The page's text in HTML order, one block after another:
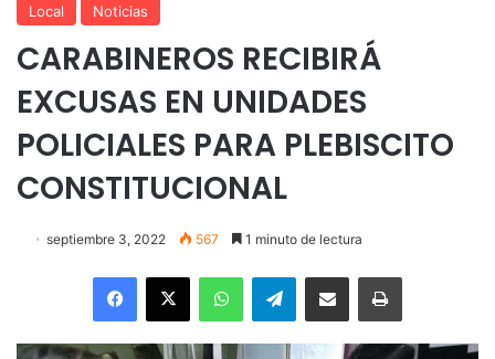
Local Noticias
CARABINEROS RECIBIRÁ
EXCUSAS EN UNIDADES
POLICIALES PARA PLEBISCITO
CONSTITUCIONAL
septiembre 3, 2022 567 1 minuto de lectura
Facebook
X WhatsAppTelegramEnviar vía email Imprimir